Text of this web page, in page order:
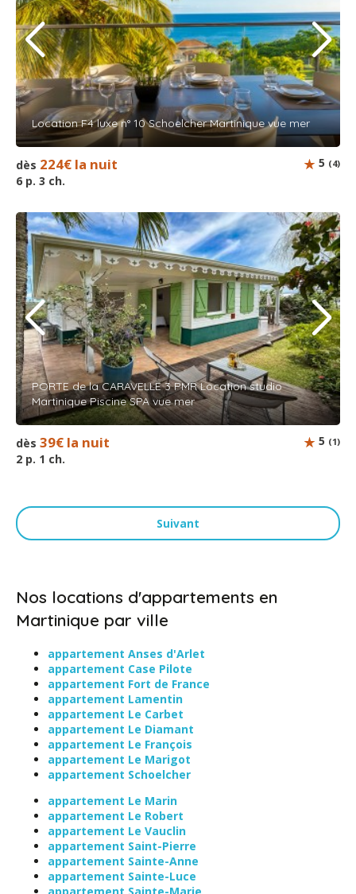
Location F4 luxe n° 10 Schoelcher Martinique vue mer
dès 224€ la nuit
6 p. 3 ch.
5 (4)
PORTE de la CARAVELLE 3 PMR Location studio
Martinique Piscine SPA vue mer
dès 39€ la nuit
2 p. 1 ch.
5 (1)
Suivant
Nos locations d'appartements en
Martinique par ville
appartement Anses d'Arlet
appartement Case Pilote
appartement Fort de France
appartement Lamentin
appartement Le Carbet
appartement Le Diamant
appartement Le François
appartement Le Marigot
appartement Schoelcher
appartement Le Marin
appartement Le Robert
appartement Le Vauclin
appartement Saint-Pierre
appartement Sainte-Anne
appartement Sainte-Luce